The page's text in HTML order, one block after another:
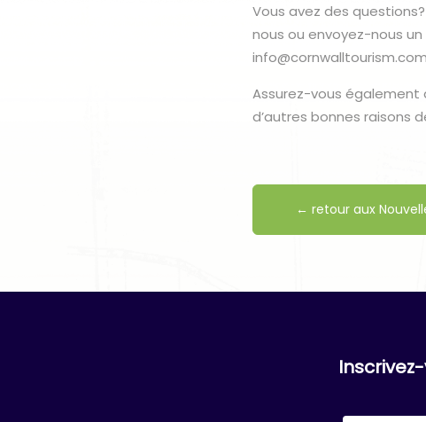
Vous avez des
nous ou envoyez-nous
Assurez-vous également
d’autres bonnes raisons
← retour aux